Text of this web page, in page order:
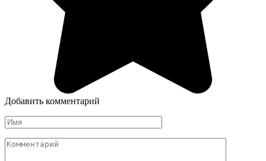
Добавить комментарий
Имя
*
Комментарий